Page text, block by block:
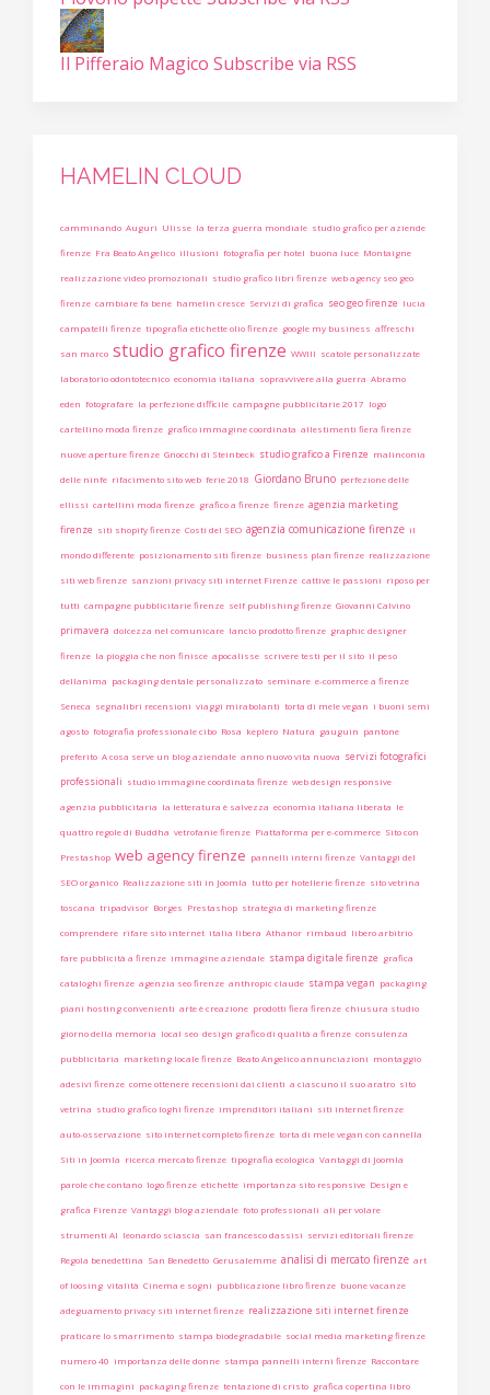
Il Pifferaio Magico Subscribe via RSS
HAMELIN CLOUD
camminando Auguri Ulisse la terza guerra mondiale studio grafico per aziende
firenze Fra Beato Angelico illusioni fotografia per hotel buona luce Montaigne
realizzazione video promozionali studio grafico libri firenze web agency seo geo
firenze cambiare fa bene hamelin cresce Servizi di grafica seo geo firenze lucia
campatelli firenze tipografia etichette olio firenze google my business affreschi
san marco studio grafico firenze WWIII scatole personalizzate
laboratorio odontotecnico economia italiana sopravvivere alla guerra Abramo
eden fotografare la perfezione difficile campagne pubblicitarie 2017 logo
cartellino moda firenze grafico immagine coordinata allestimenti fiera firenze
nuove aperture firenze Gnocchi di Steinbeck studio grafico a Firenze malinconia
delle ninfe rifacimento sito web ferie 2018 Giordano Bruno perfezione delle
ellissi cartellini moda firenze grafico a firenze firenze agenzia marketing
firenze siti shopify firenze Costi del SEO agenzia comunicazione firenze il
mondo differente posizionamento siti firenze business plan firenze realizzazione
siti web firenze sanzioni privacy siti internet Firenze cattive le passioni riposo per
tutti campagne pubblicitarie firenze self publishing firenze Giovanni Calvino
primavera dolcezza nel comunicare lancio prodotto firenze graphic designer
firenze la pioggia che non finisce apocalisse scrivere testi per il sito il peso
dellanima packaging dentale personalizzato seminare e-commerce a firenze
Seneca segnalibri recensioni viaggi mirabolanti torta di mele vegan i buoni semi
agosto fotografia professionale cibo Rosa keplero Natura gauguin pantone
preferito A cosa serve un blog aziendale anno nuovo vita nuova servizi fotografici
professionali studio immagine coordinata firenze web design responsive
agenzia pubblicitaria la letteratura è salvezza economia italiana liberata le
quattro regole di Buddha vetrofanie firenze Piattaforma per e-commerce Sito con
Prestashop web agency firenze pannelli interni firenze Vantaggi del
SEO organico Realizzazione siti in Joomla tutto per hotellerie firenze sito vetrina
toscana tripadvisor Borges Prestashop strategia di marketing firenze
comprendere rifare sito internet italia libera Athanor rimbaud libero arbitrio
fare pubblicità a firenze immagine aziendale stampa digitale firenze grafica
cataloghi firenze agenzia seo firenze anthropic claude stampa vegan packaging
piani hosting convenienti arte è creazione prodotti fiera firenze chiusura studio
giorno della memoria local seo design grafico di qualità a firenze consulenza
pubblicitaria marketing locale firenze Beato Angelico annunciazioni montaggio
adesivi firenze come ottenere recensioni dai clienti a ciascuno il suo aratro sito
vetrina studio grafico loghi firenze imprenditori italiani siti internet firenze
auto-osservazione sito internet completo firenze torta di mele vegan con cannella
Siti in Joomla ricerca mercato firenze tipografia ecologica Vantaggi di Joomla
parole che contano logo firenze etichette importanza sito responsive Design e
grafica Firenze Vantaggi blog aziendale foto professionali ali per volare
strumenti AI leonardo sciascia san francesco dassisi servizi editoriali firenze
Regola benedettina San Benedetto Gerusalemme analisi di mercato firenze art
of loosing vitalità Cinema e sogni pubblicazione libro firenze buone vacanze
adeguamento privacy siti internet firenze realizzazione siti internet firenze
praticare lo smarrimento stampa biodegradabile social media marketing firenze
numero 40 importanza delle donne stampa pannelli interni firenze Raccontare
con le immagini packaging firenze tentazione di cristo grafica copertina libro